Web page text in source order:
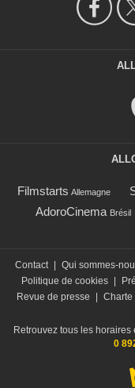
Filmstarts Allemagne
AdoroCinema Brésil
Contact Qui sommes-
Politique de cookies
Revue de presse
Charte
Retrouvez tous les
0